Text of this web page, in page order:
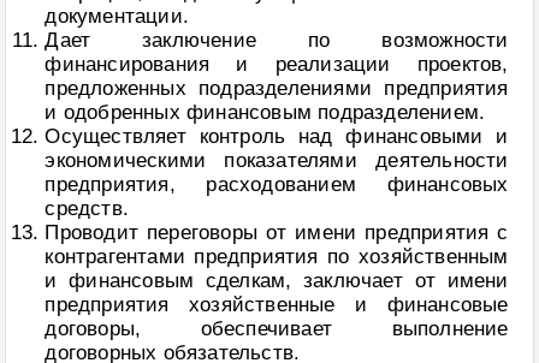
документации.
Дает заключение по возможности
финансирования и реализации проектов,
предложенных подразделениями предприятия
и одобренных финансовым подразделением.
Осуществляет контроль над финансовыми и
экономическими показателями деятельности
предприятия, расходованием финансовых
средств.
Проводит переговоры от имени предприятия с
контрагентами предприятия по хозяйственным
и финансовым сделкам, заключает от имени
предприятия хозяйственные и финансовые
договоры, обеспечивает выполнение
договорных обязательств.